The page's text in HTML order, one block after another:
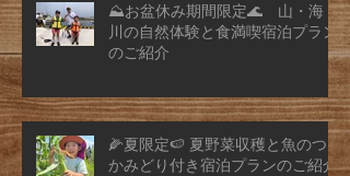
⛰️お盆休み期間限定🌊 山・海・
川の自然体験と食満喫宿泊プラン
のご紹介
🌽夏限定🍉 夏野菜収穫と魚のつ
かみどり付き宿泊プランのご紹介